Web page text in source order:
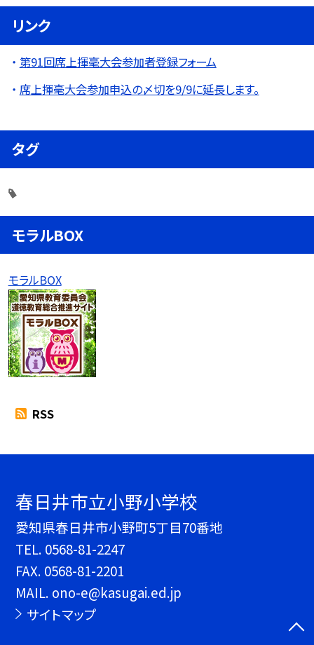
リンク
第91回席上揮毫大会参加者登録フォーム
席上揮毫大会参加申込の〆切を9/9に延長します。
タグ
モラルBOX
モラルBOX
RSS
春日井市立小野小学校
愛知県春日井市小野町5丁目70番地
TEL. 0568-81-2247
FAX. 0568-81-2201
MAIL. ono-e@kasugai.ed.jp
サイトマップ